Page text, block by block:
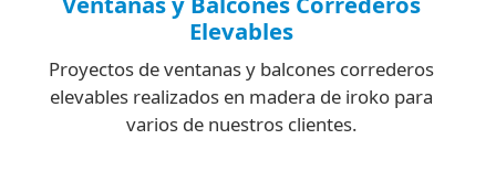
Elevables
Proyectos de ventanas y balcones correderos
elevables realizados en madera de iroko para
varios de nuestros clientes.